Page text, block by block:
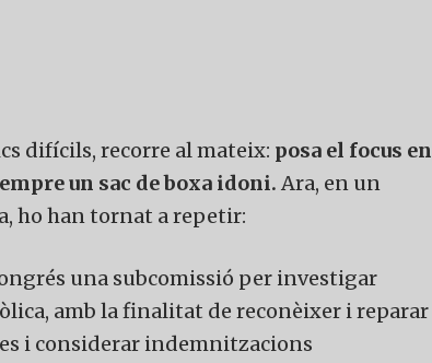
difícils, recorre al mateix: posa el focus en
un sac de boxa idoni. Ara, en un
ho han tornat a repetir:
una subcomissió per investigar
amb la finalitat de reconèixer i reparar
i considerar indemnitzacions